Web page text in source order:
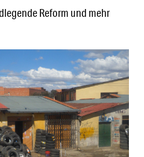
Reform und mehr